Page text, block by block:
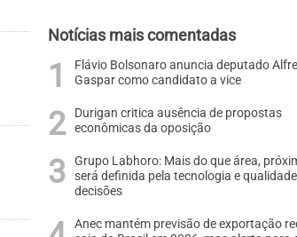
Notícias mais comentadas
Flávio Bolsonaro anuncia deputado
Gaspar como candidato a vice
Durigan critica ausência de propostas
econômicas da oposição
Grupo Labhoro: Mais do que área,
será definida pela tecnologia e
decisões
Anec mantém previsão de exportação